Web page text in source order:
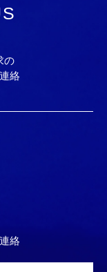
の
絡
絡